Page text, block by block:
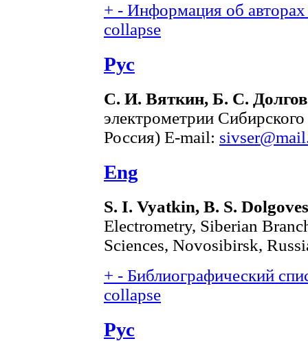
+ - Информация об
collapse
Рус
С. И. Вяткин, Б. С.
электрометрии
Россия) E-mail:
Eng
S. I. Vyatkin, B. S.
Electrometry, Siberian
Sciences, Novosibirsk,
+ - Библиографический
collapse
Рус